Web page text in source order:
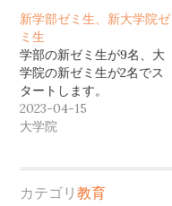
新学部ゼミ生、新大学院ゼ
ミ生
学部の新ゼミ生が9名、大
学院の新ゼミ生が2名でス
タートします。
2023-04-15
大学院
カテゴリ教育